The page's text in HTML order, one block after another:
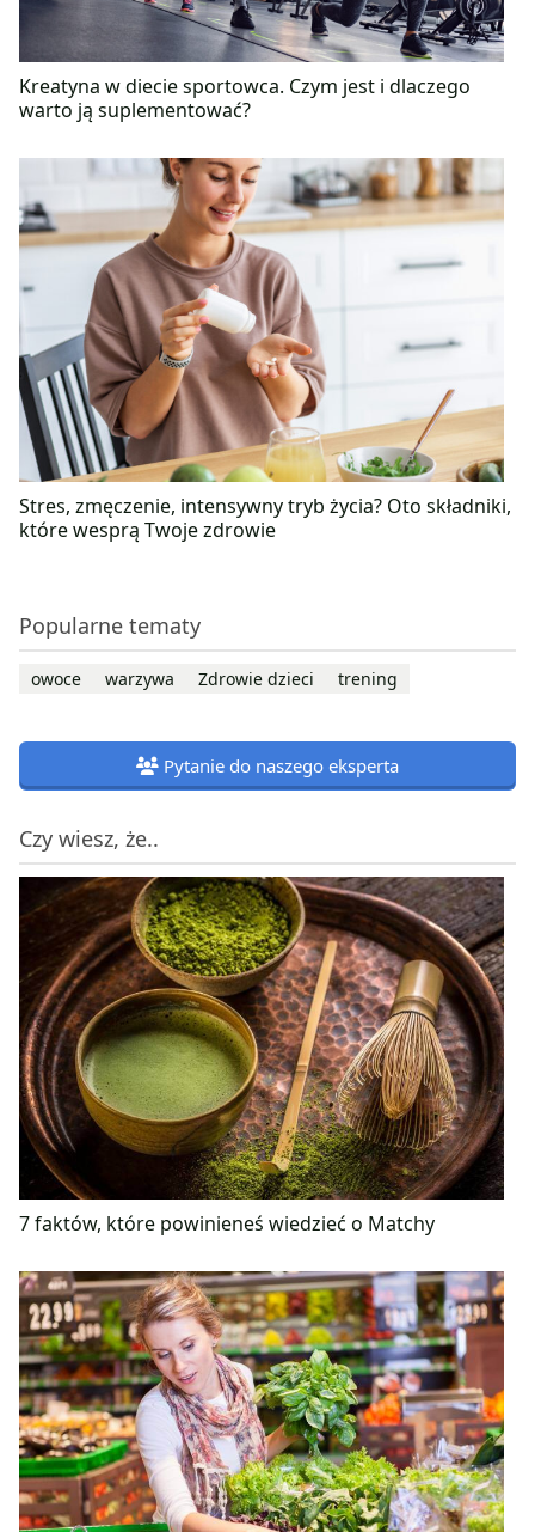
Kreatyna w diecie sportowca. Czym jest i dlaczego
warto ją suplementować?
Stres, zmęczenie, intensywny tryb życia? Oto składniki,
które wesprą Twoje zdrowie
Popularne tematy
owoce warzywa Zdrowie dzieci trening
Pytanie do naszego eksperta
Czy wiesz, że..
7 faktów, które powinieneś wiedzieć o Matchy